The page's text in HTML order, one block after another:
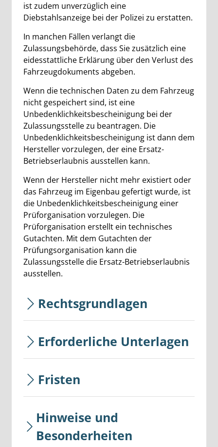
ist zudem unverzüglich eine
Diebstahlsanzeige bei der Polizei zu erstatten.
In manchen Fällen verlangt die
Zulassungsbehörde, dass Sie zusätzlich eine
eidesstattliche Erklärung über den Verlust des
Fahrzeugdokuments abgeben.
Wenn die technischen Daten zu dem Fahrzeug
nicht gespeichert sind, ist eine
Unbedenklichkeitsbescheinigung bei der
Zulassungsstelle zu beantragen. Die
Unbedenklichkeitsbescheinigung ist dann dem
Hersteller vorzulegen, der eine Ersatz-
Betriebserlaubnis ausstellen kann.
Wenn der Hersteller nicht mehr existiert oder
das Fahrzeug im Eigenbau gefertigt wurde, ist
die Unbedenklichkeitsbescheinigung einer
Prüforganisation vorzulegen. Die
Prüforganisation erstellt ein technisches
Gutachten. Mit dem Gutachten der
Prüfungsorganisation kann die
Zulassungsstelle die Ersatz-Betriebserlaubnis
ausstellen.
Rechtsgrundlagen
Erforderliche Unterlagen
Fristen
Hinweise und
Besonderheiten